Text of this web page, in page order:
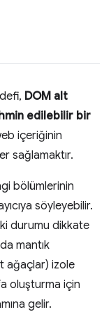
DOM alt
edilebilir bir
içeriğinin
sağlamaktır.
bölümlerinin
söyleyebilir.
durumu dikkate
mantık
ağaçlar) izole
oluşturma için
gelir.